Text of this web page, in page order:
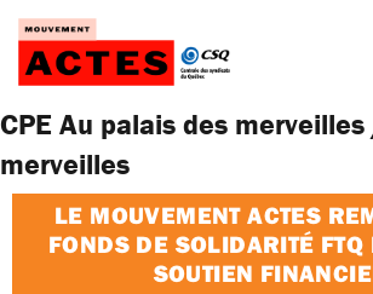
Passer
contenu
CPE Au palais des
merveilles
LE MOUVEMENT ACTES
FONDS DE SOLIDARITÉ FTQ
SOUTIEN